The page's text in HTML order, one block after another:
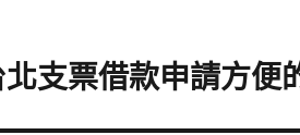
支票借款申請方便